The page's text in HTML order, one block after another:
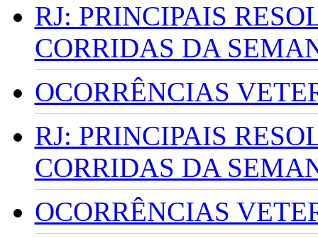
RJ: PRINCIPAIS
CORRIDAS DA
OCORRÊNCIAS
RJ: PRINCIPAIS
CORRIDAS DA
OCORRÊNCIAS